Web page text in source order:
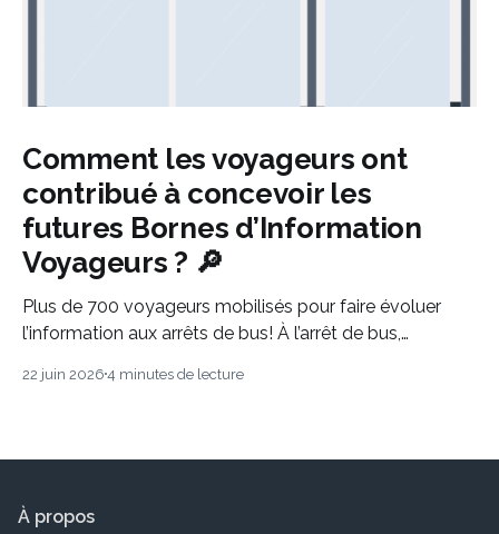
Comment les voyageurs ont
contribué à concevoir les
futures Bornes d’Information
Voyageurs ? 🔎
Plus de 700 voyageurs mobilisés pour faire évoluer
l’information aux arrêts de bus! À l’arrêt de bus,
: attendre, changer de ligne, adapter son trajet. Dans
marqué par
22 juin 2026 4 minutes de lecture
À propos